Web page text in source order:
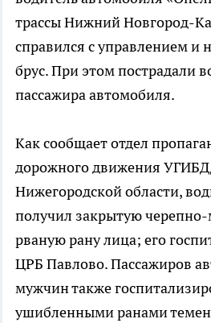
трассы Нижний Новгород-
справился с управлением и
брус. При этом пострадали
пассажира автомобиля.
Как сообщает отдел
дорожного движения
Нижегородской области,
получил закрытую
рваную рану лица; его
ЦРБ Павлово. Пассажиров
мужчин также
ушибленными ранами